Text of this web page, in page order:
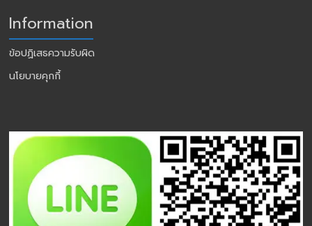
Information
ข้อปฏิเสธความรับผิด
นโยบายคุกกี้